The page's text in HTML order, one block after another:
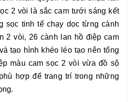
2 vòi là sắc cam tưới sáng kết
sọc tinh tế chạy dọc từng cánh
2 vòi, 26 cành lan hồ điệp cam
tạo hình khéo léo tạo nên tổng
màu cam sọc 2 vòi vừa đồ sộ
hợp để trang trí trong những